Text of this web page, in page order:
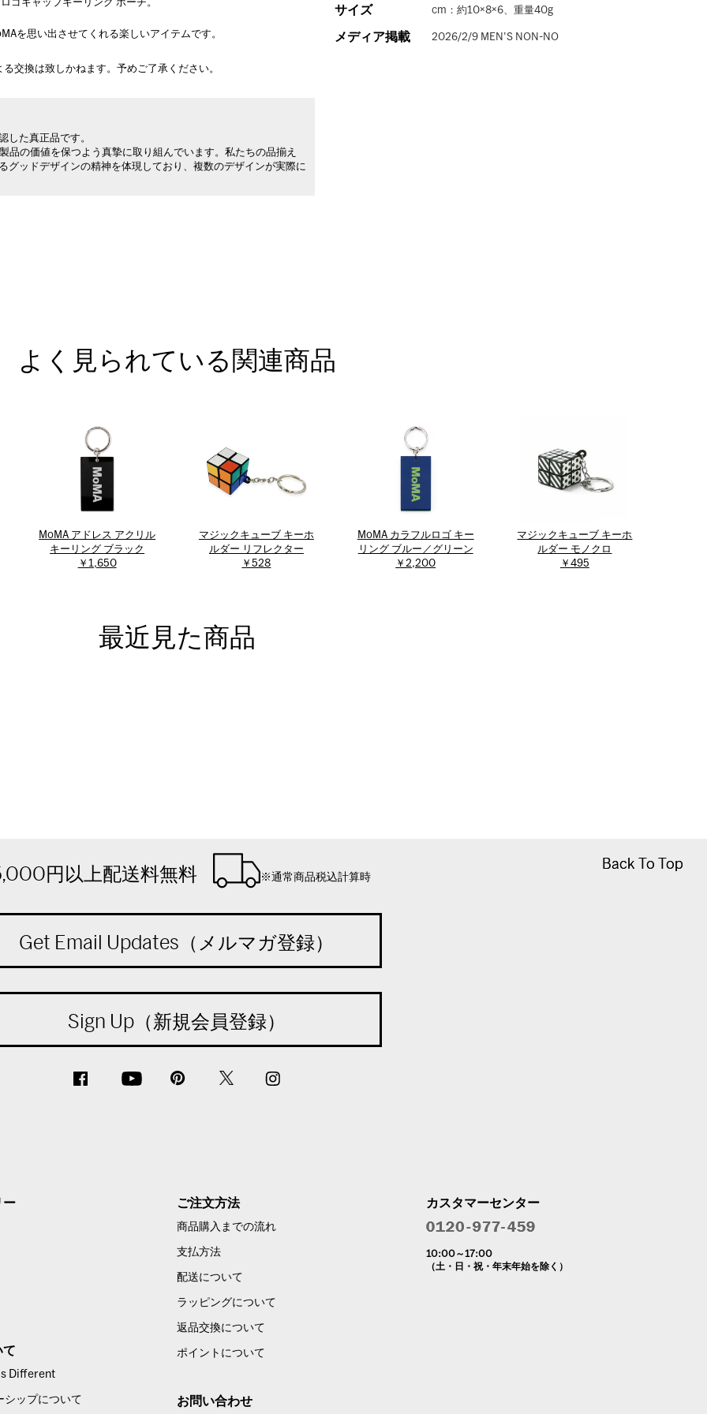
ゴキャップキーリング ポーチ。
を思い出させてくれる楽しいアイテムです。
交換は致しかねます。予めご了承ください。
した真正品です。
の価値を保つよう真摯に取り組んでいます。私たちの品揃え
ッドデザインの精神を体現しており、複数のデザインが実際に
サイズ cm：約10×8×6、重量40g
メディア掲載 2026/2/9 MEN'S NON-NO
よく見られている関連商品
MoMA アドレス アクリル
キーリング ブラック
￥1,650
マジックキューブ キーホ
ルダー リフレクター
￥528
MoMA カラフルロゴ キー
リング ブルー／グリーン
￥2,200
マジックキューブ キーホ
ルダー モノクロ
￥495
最近見た商品
Back To Top
Back To Top
円以上配送料無料 ※通常商品税込計算時
Get Email Updates（メルマガ登録）
Sign Up（新規会員登録）
ー
て
Different
シップについて
ご注文方法
商品購入までの流れ
支払方法
配送について
ラッピングについて
返品交換について
ポイントについて
お問い合わせ
カスタマーセンター
10:00～17:00
（土・日・祝・年末年始を除く）